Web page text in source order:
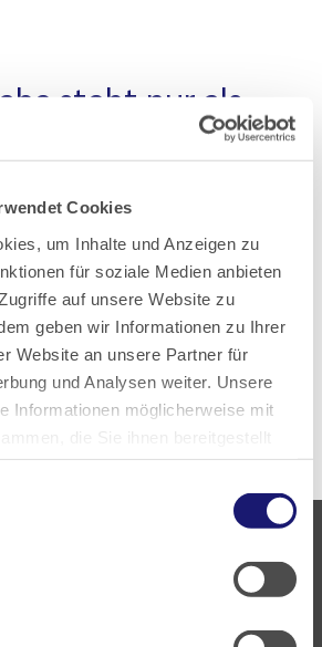
Cookies
um Inhalte und Anzeigen zu
für soziale Medien anbieten
auf unsere Website zu
geben wir Informationen zu Ihrer
Website an unsere Partner für
und Analysen weiter. Unsere
Informationen möglicherweise mit
Rahmen Ihrer Nutzung der Dienste
steht nur als
Verfügung
Verfügung. Aus technischen
ältere Ausgaben an dieser Stelle
anbieten.
Ausgabe